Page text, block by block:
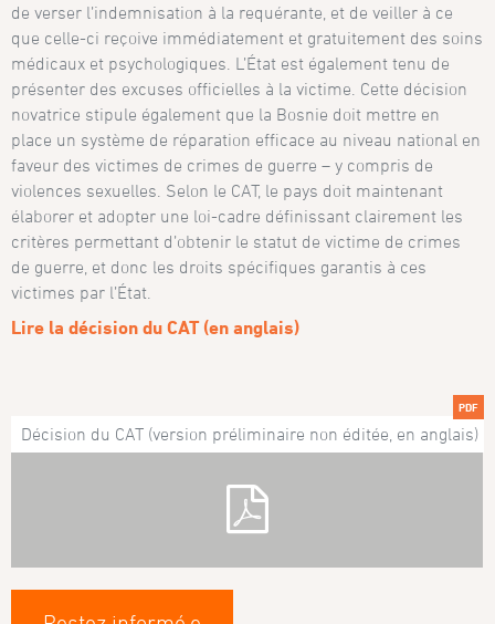
de verser l’indemnisation à la requérante, et de veiller à ce
que celle-ci reçoive immédiatement et gratuitement des soins
médicaux et psychologiques. L’État est également tenu de
présenter des excuses officielles à la victime. Cette décision
novatrice stipule également que la Bosnie doit mettre en
place un système de réparation efficace au niveau national en
faveur des victimes de crimes de guerre – y compris de
violences sexuelles. Selon le CAT, le pays doit maintenant
élaborer et adopter une loi-cadre définissant clairement les
critères permettant d’obtenir le statut de victime de crimes
de guerre, et donc les droits spécifiques garantis à ces
victimes par l’État.
Lire la décision du CAT (en anglais)
PDF
Décision du CAT (version préliminaire non éditée, en anglais)